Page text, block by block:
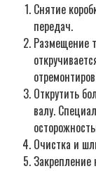
Снятие
передач.
Размещение
Открутить
валу.
Очистка и
Закрепление